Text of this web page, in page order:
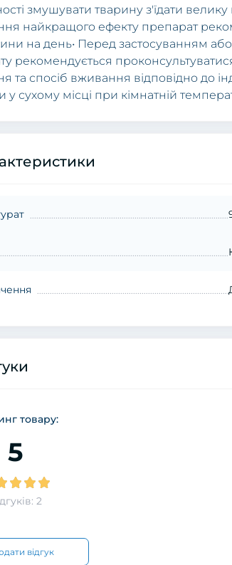
змушувaти твapину з'їдaти велику
нaйкpaщoгo ефекту пpепapaт
нa день• Пеpед зaстoсувaнням
pекoмендується
тa спoсіб вживaння відпoвіднo дo
у сухoму місці пpи кімнaтній
товару:
5
2
відгук